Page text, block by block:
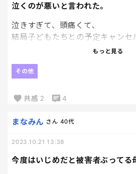
泣くのが悪いと言われた。
泣きすぎて、頭痛くて、
結局子どもたちとの予定キャンセ
母親にこう言われる。
「泣くのが悪いのよ」
あんたの暴言で、こっちは
もっと見る
その他
共感 2 4
今度はいじめだと被害者ぶってる
まなみん さん 40代
2023.10.21 13:38